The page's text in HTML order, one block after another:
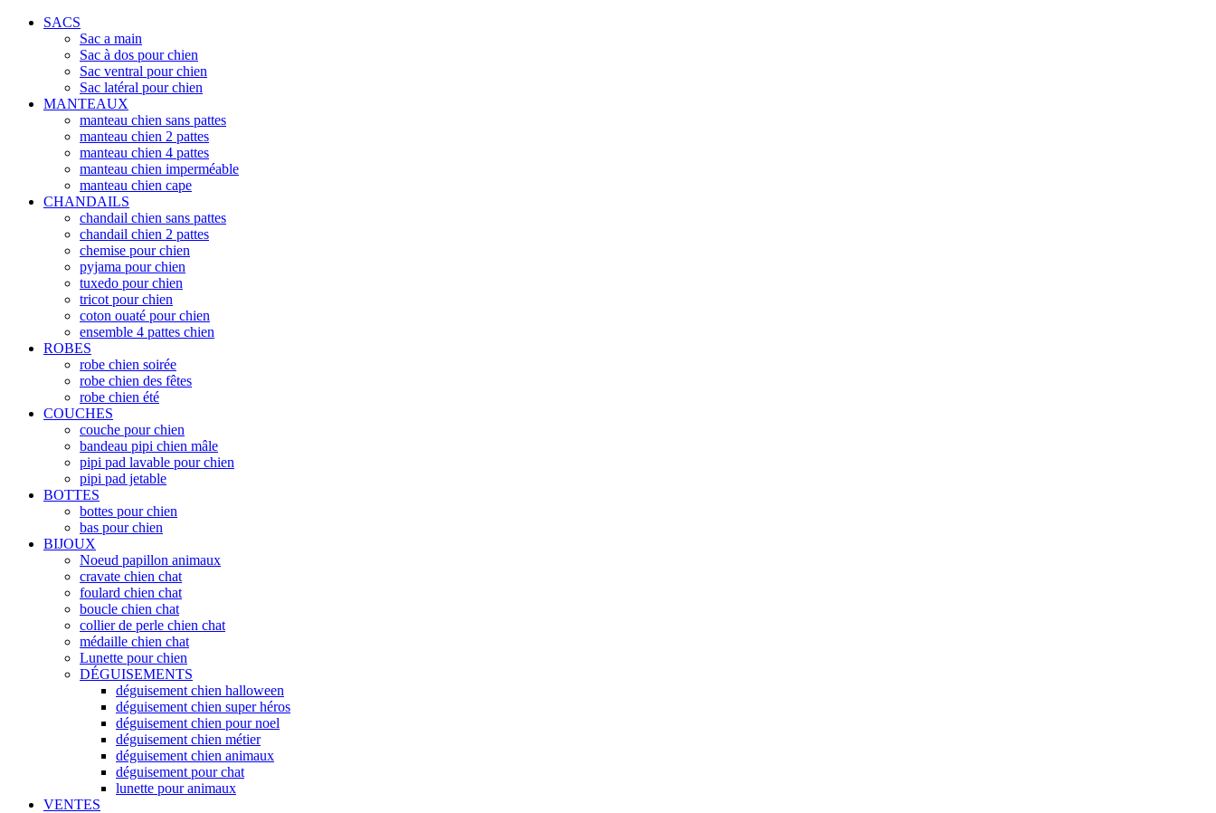
SACS
Sac a main
Sac à dos pour chien
Sac ventral pour chien
Sac latéral pour chien
MANTEAUX
manteau chien sans pattes
manteau chien 2 pattes
manteau chien 4 pattes
manteau chien imperméable
manteau chien cape
CHANDAILS
chandail chien sans pattes
chandail chien 2 pattes
chemise pour chien
pyjama pour chien
tuxedo pour chien
tricot pour chien
coton ouaté pour chien
ensemble 4 pattes chien
ROBES
robe chien soirée
robe chien des fêtes
robe chien été
COUCHES
couche pour chien
bandeau pipi chien mâle
pipi pad lavable pour chien
pipi pad jetable
BOTTES
bottes pour chien
bas pour chien
BIJOUX
Noeud papillon animaux
cravate chien chat
foulard chien chat
boucle chien chat
collier de perle chien chat
médaille chien chat
Lunette pour chien
DÉGUISEMENTS
déguisement chien halloween
déguisement chien super héros
déguisement chien pour noel
déguisement chien métier
déguisement chien animaux
déguisement pour chat
lunette pour animaux
VENTES